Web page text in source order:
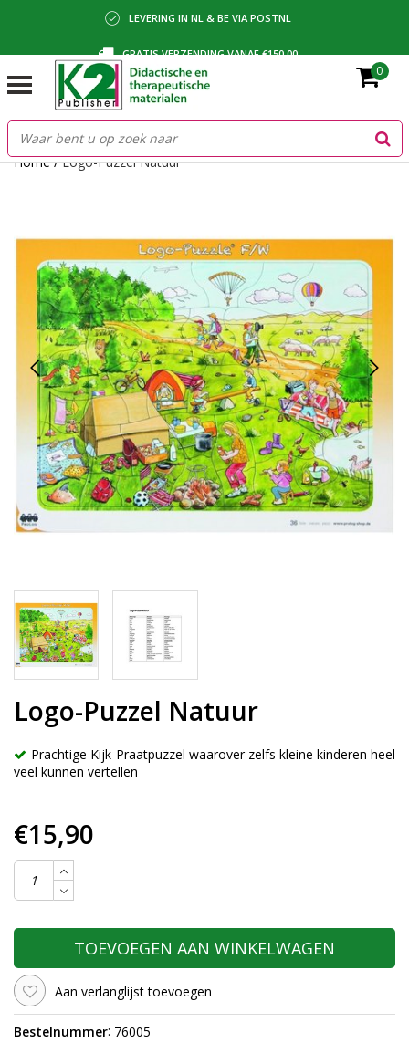
LEVERING IN NL & BE VIA POSTNL
GRATIS VERZENDING VANAF €150,00
BETALING VIA IDEAL, BANCONTACT OF FACTUUR
0
Home/Logo-Puzzel Natuur
Logo-Puzzel Natuur
Prachtige Kijk-Praatpuzzel waarover zelfs kleine kinderen heel
veel kunnen vertellen
€15,90
TOEVOEGEN AAN WINKELWAGEN
Aan verlanglijst toevoegen
Bestelnummer: 76005